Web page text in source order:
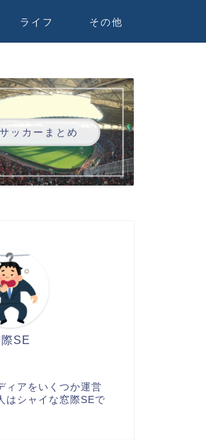
ライフ その他
サッカーまとめ
SE
ィアをいくつか運営
はシャイな窓際SEで